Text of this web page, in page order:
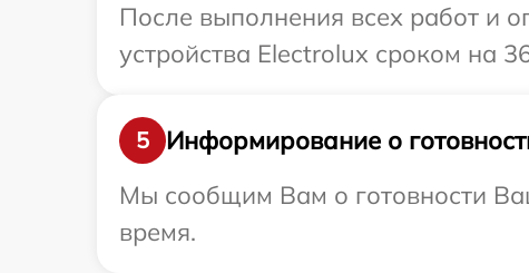
После выполнения всех работ и
устройства Electrolux сроком на
5
Информирование о
Мы сообщим Вам о готовности
время.